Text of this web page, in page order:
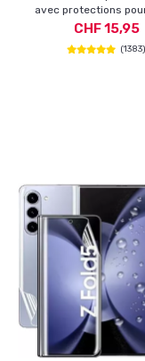
avec protections
CHF 15,95
(1383)